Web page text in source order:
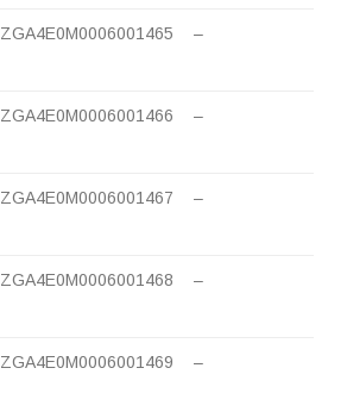
ZGA4E0M0006001465 –
ZGA4E0M0006001466 –
ZGA4E0M0006001467 –
ZGA4E0M0006001468 –
ZGA4E0M0006001469 –